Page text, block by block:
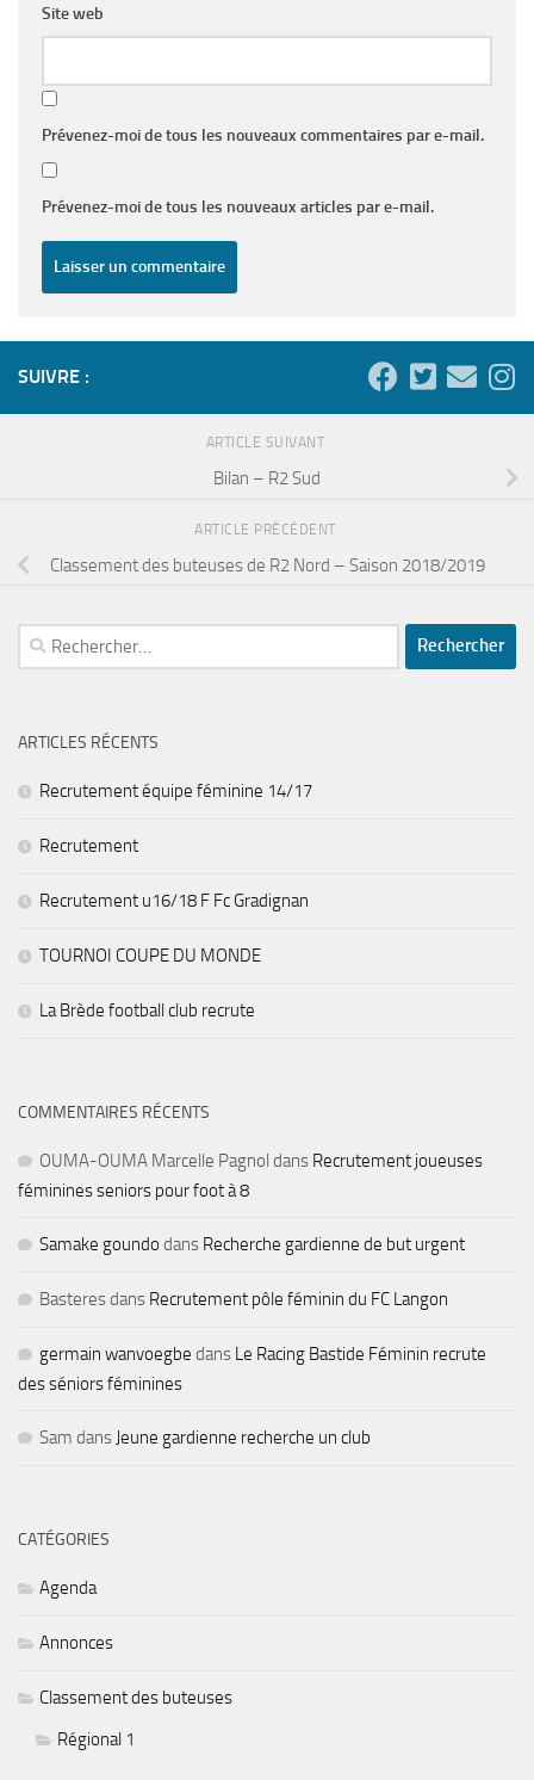
Site web
Prévenez-moi de tous les nouveaux commentaires par e-mail.
Prévenez-moi de tous les nouveaux articles par e-mail.
SUIVRE :
ARTICLE SUIVANT
Bilan – R2 Sud
ARTICLE PRÉCÉDENT
Classement des buteuses de R2 Nord – Saison 2018/2019
Rechercher :
ARTICLES RÉCENTS
Recrutement équipe féminine 14/17
Recrutement
Recrutement u16/18 F Fc Gradignan
TOURNOI COUPE DU MONDE
La Brède football club recrute
COMMENTAIRES RÉCENTS
OUMA-OUMA Marcelle Pagnol dans Recrutement joueuses
féminines seniors pour foot à 8
Samake goundo dans Recherche gardienne de but urgent
Basteresdans Recrutement pôle féminin du FC Langon
germain wanvoegbe dans Le Racing Bastide Féminin recrute
des séniors féminines
Sam dans Jeune gardienne recherche un club
CATÉGORIES
Agenda
Annonces
Classement des buteuses
Régional 1